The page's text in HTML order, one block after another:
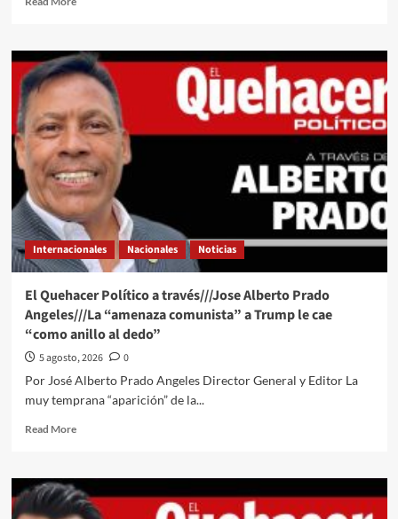
EDUCATIVO
A
ESTUDIANTES
El
Quehacer
Político
través///Jose
Alberto
Prado
Angeles///Muchos
están
preocupados
o
nerviosos
Internacionales Nacionales Noticias
El Quehacer Político a través///Jose Alberto Prado
Angeles///La “amenaza comunista” a Trump le cae
“como anillo al dedo”
5 agosto, 2026
0
Por José Alberto Prado Angeles Director General y Editor La
muy temprana “aparición” de la...
Read MoreRead
El
Quehacer
Político